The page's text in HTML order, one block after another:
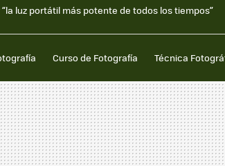
luz portátil más potente de todos los tiempos”
Curso de Fotografía Técnica